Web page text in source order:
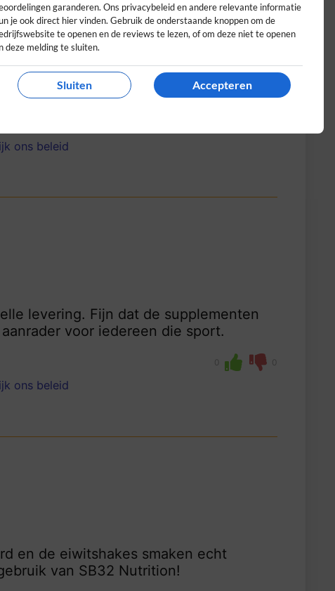
eiwitshakes met goede smaak. Erg
supplementen zoekt!
ons beleid
levering. Fijn dat de supplementen
voor iedereen die sport.
0 0
ons beleid
en de eiwitshakes smaken echt
van SB32 Nutrition!
garanderen. Ons privacybeleid en andere relevante informatie
je ook direct hier vinden. Gebruik de onderstaande knoppen om de
te openen en de reviews te lezen, of om deze niet te openen
deze melding te sluiten.
Sluiten Accepteren